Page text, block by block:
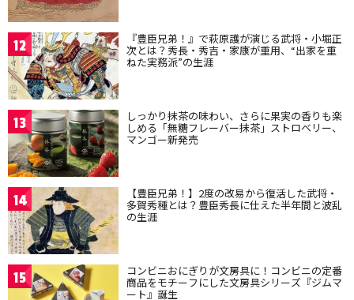
12 『豊臣兄弟！』で萩原護が演じる武将・小堀正
次とは？秀長・秀吉・家康が重用、“出家を重
ねた実務派”の生涯
13 しっかり抹茶の味わい、さらに果実の香りも楽
しめる「無糖フレーバー抹茶」ストロベリー、
マンゴー新発売
14 【豊臣兄弟！】2度の改易から復活した武将・
多賀秀種とは？豊臣秀長に仕えた半年間と波乱
の生涯
15 コンビニおにぎりが文房具に！コンビニの定番
商品をモチーフにした文房具シリーズ『ジムマ
ート』誕生